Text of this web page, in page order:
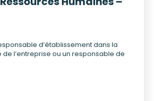
d’établissement dans la
l’entreprise ou un responsable de